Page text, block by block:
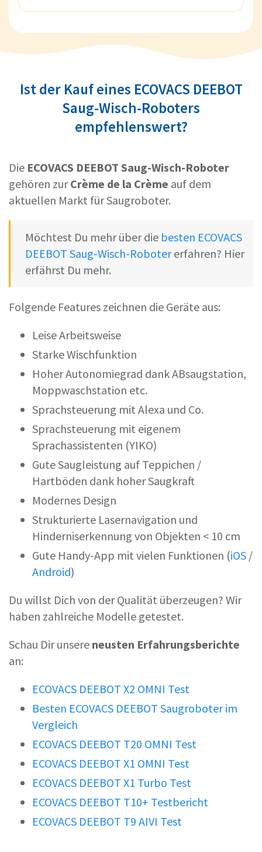
Ist der Kauf eines ECOVACS DEEBOT
Saug-Wisch-Roboters
empfehlenswert?
Die ECOVACS DEEBOT Saug-Wisch-Roboter
gehören zurCrème de la Crème auf dem
aktuellen Markt für Saugroboter.
Möchtest Du mehr über die besten ECOVACS
DEEBOT Saug-Wisch-Robotererfahren? Hier
erfährst Du mehr.
Folgende Features zeichnen die Geräte aus:
Leise Arbeitsweise
Starke Wischfunktion
Hoher Autonomiegrad dank ABsaugstation,
Moppwaschstation etc.
Sprachsteuerung mit Alexa und Co.
Sprachsteuerung mit eigenem
Sprachassistenten (YIKO)
Gute Saugleistung auf Teppichen /
Hartböden dank hoher Saugkraft
Modernes Design
Strukturierte Lasernavigation und
Hinderniserkennung von Objekten < 10 cm
Gute Handy-App mit vielen Funktionen (iOS /
Android)
Du willst Dich von der Qualität überzeugen? Wir
haben zahlreiche Modelle getestet.
Schau Dir unsere neusten Erfahrungsberichte
an:
ECOVACS DEEBOT X2 OMNI Test
Besten ECOVACS DEEBOT Saugroboter im
Vergleich
ECOVACS DEEBOT T20 OMNI Test
ECOVACS DEEBOT X1 OMNI Test
ECOVACS DEEBOT X1 Turbo Test
ECOVACS DEEBOT T10+ Testbericht
ECOVACS DEEBOT T9 AIVI Test